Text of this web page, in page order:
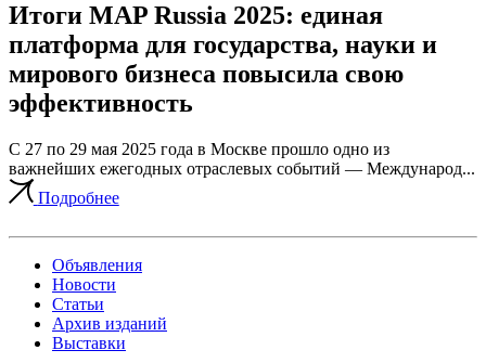
Итоги MAP Russia 2025: единая
платформа для государства, науки и
мирового бизнеса повысила свою
эффективность
С 27 по 29 мая 2025 года в Москве прошло одно из
важнейших ежегодных отраслевых событий — Международ...
Подробнее
Объявления
Новости
Статьи
Архив изданий
Выставки